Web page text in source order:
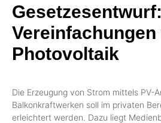
Gesetzesentwurf:
Photovoltaik
Die Erzeugung von Strom mittels PV-
Balkonkraftwerken soll im privaten
erleichtert werden. Dazu liegt